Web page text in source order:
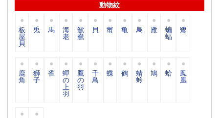
動物紋
板
屋
貝
兎 馬 海
老
鴛
鴦
貝 蟹 亀 烏 雁 蝙
蝠
鷺
鹿
角
獅
子
雀 蟬
の
上
羽
鷹
の
羽
千
鳥
蝶 鶴 蜻
蛉
鳩 蛤 鳳
凰